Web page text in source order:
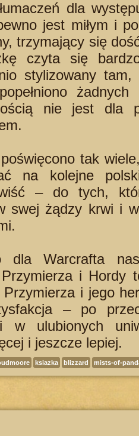
dla
jest miłym i
trzymający się
czyta się
stylizowany
nie jest dla
tak
na kolejne
– do tych,
swej żądzy krwi i
dla Warcrafta
i Hordy
i jego
– po
w ulubionych
i jeszcze lepiej.
ksiazka blizzard mists-of-